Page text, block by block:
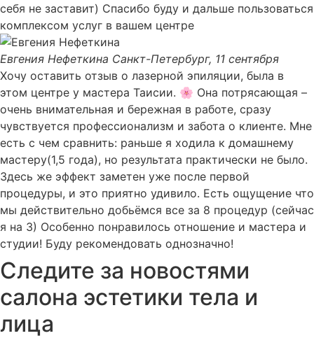
себя не заставит) Спасибо буду и дальше пользоваться
комплексом услуг в вашем центре
Евгения Нефеткина Санкт-Петербург, 11 сентября
Хочу оставить отзыв о лазерной эпиляции, была в
этом центре у мастера Таисии. 🌸 Она потрясающая –
очень внимательная и бережная в работе, сразу
чувствуется профессионализм и забота о клиенте. Мне
есть с чем сравнить: раньше я ходила к домашнему
мастеру(1,5 года), но результата практически не было.
Здесь же эффект заметен уже после первой
процедуры, и это приятно удивило. Есть ощущение что
мы действительно добьёмся все за 8 процедур (сейчас
я на 3) Особенно понравилось отношение и мастера и
студии! Буду рекомендовать однозначно!
Следите за новостями
салона эстетики тела и
лица